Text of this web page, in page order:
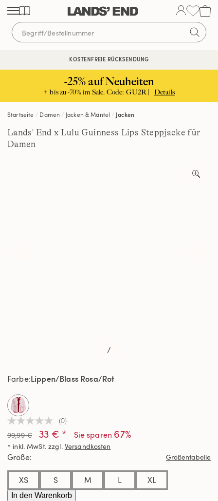
Direkt
zum
Inhalt
Direkt
zur
Navigation
Direkt
zur
Suche
KOSTENLOSE LIEFERUNG AB 120€ | VERTRAUEN SEIT 1963
KOSTENFREIE RÜCKSENDUNG
-25% auf Neuheiten
+ bis zu -70% im Sale. Code: GU2R | Details
Startseite Damen Jacken & Mäntel Jacken
Lands' End x Lulu Guinness Lips Steppjacke für
Damen
/
Kein
Beurteilungswert
Link
auf
derselben
(0)
99,99 € 33 € * Sie sparen 67%
* inkl. MwSt. zzgl. Versandkosten
Farbe Lippen/Blass Rosa/Rot
selected
Größe Größentabelle
XS S M L XL
In den Warenkorb